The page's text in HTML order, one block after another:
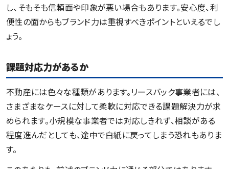
し、そもそも信頼面や印象が悪い場合もあります。安心度、利
便性の面からもブランド力は重視すべきポイントといえるでし
ょう。
課題対応力があるか
不動産には色々な種類があります。リースバック事業者には、
さまざまなケースに対して柔軟に対応できる課題解決力が求
められます。小規模な事業者では対応しきれず、相談がある
程度進んだとしても、途中で白紙に戻ってしまう恐れもありま
す。